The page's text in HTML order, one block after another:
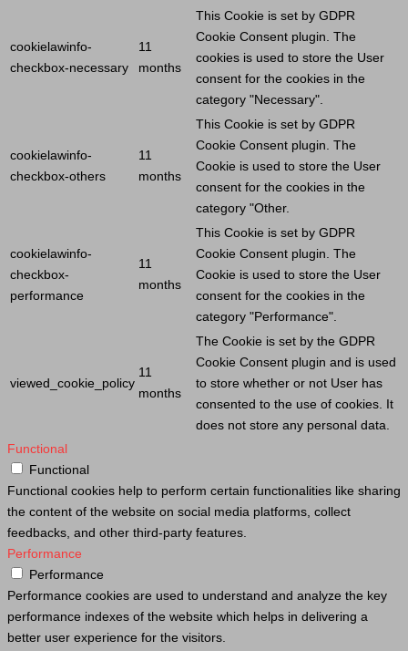
cookielawinfo-
checkbox-necessary
11
months
This Cookie is set by GDPR
Cookie Consent plugin. The
cookies is used to store the User
consent for the cookies in the
category "Necessary".
cookielawinfo-
checkbox-others
11
months
This Cookie is set by GDPR
Cookie Consent plugin. The
Cookie is used to store the User
consent for the cookies in the
category "Other.
cookielawinfo-
checkbox-
performance
11
months
This Cookie is set by GDPR
Cookie Consent plugin. The
Cookie is used to store the User
consent for the cookies in the
category "Performance".
viewed_cookie_policy
11
months
The Cookie is set by the GDPR
Cookie Consent plugin and is used
to store whether or not User has
consented to the use of cookies. It
does not store any personal data.
Functional
Functional
Functional cookies help to perform certain functionalities like sharing
the content of the website on social media platforms, collect
feedbacks, and other third-party features.
Performance
Performance
Performance cookies are used to understand and analyze the key
performance indexes of the website which helps in delivering a
better user experience for the visitors.